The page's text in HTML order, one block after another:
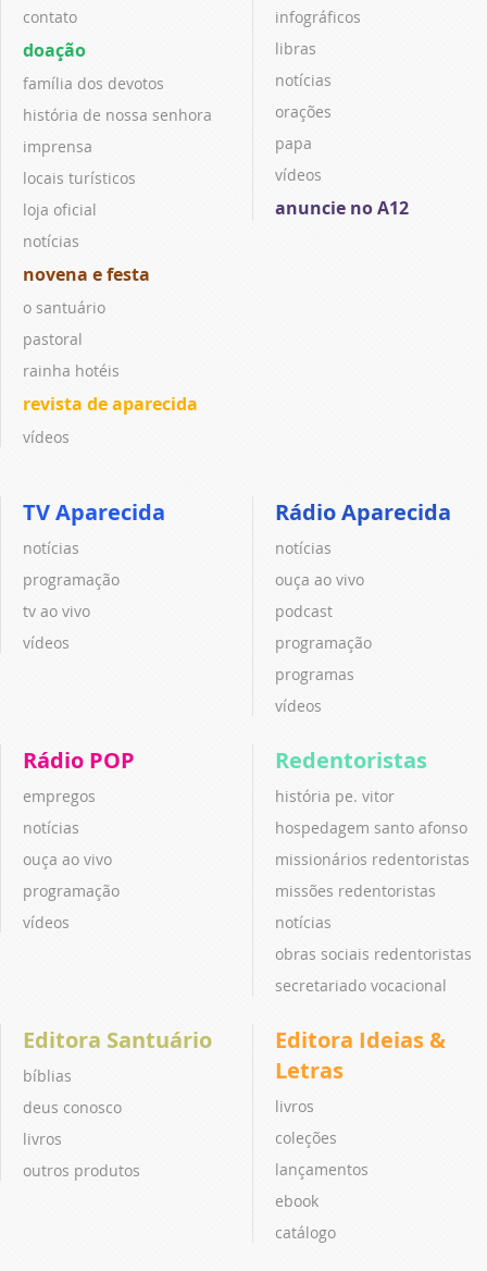
contato
doação
família dos devotos
história de nossa senhora
imprensa
locais turísticos
loja oficial
notícias
novena e festa
o santuário
pastoral
rainha hotéis
revista de aparecida
vídeos
infográficos
libras
notícias
orações
papa
vídeos
anuncie no A12
TV Aparecida
notícias
programação
tv ao vivo
vídeos
Rádio Aparecida
notícias
ouça ao vivo
podcast
programação
programas
vídeos
Rádio POP
empregos
notícias
ouça ao vivo
programação
vídeos
Redentoristas
história pe. vitor
hospedagem santo afonso
missionários redentoristas
missões redentoristas
notícias
obras sociais redentoristas
secretariado vocacional
Editora Santuário
bíblias
deus conosco
livros
outros produtos
Editora Ideias &
Letras
livros
coleções
lançamentos
ebook
catálogo